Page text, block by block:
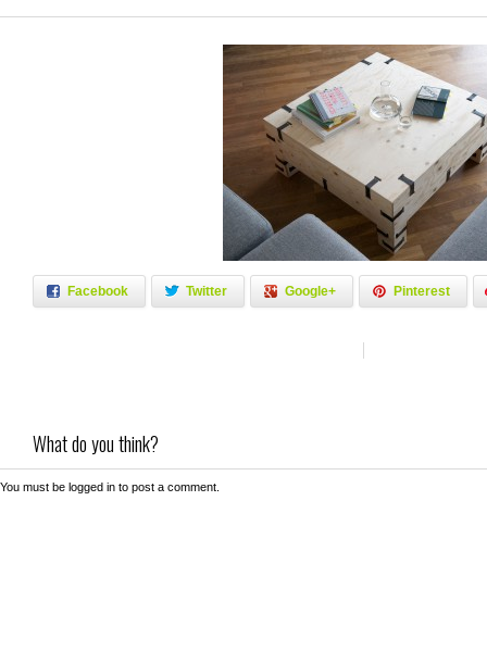
Facebook Twitter Google+ Pinterest
What do you think?
You must be logged in to post a comment.